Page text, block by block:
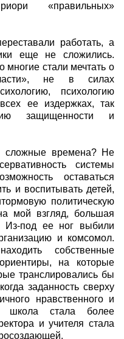
«правильных»
работать, а
еще не сложились.
многие стали мечтать о
не в силах
психологию
ее издержках, так
защищенности и
сложные времена? Не
системы
оставаться
и воспитывать детей,
политическую
мой взгляд, большая
Из-под ее ног выбили
и комсомол.
собственные
на которые
транслировались бы
заданность сверху
нравственного и
школа стала более
и учителя стала